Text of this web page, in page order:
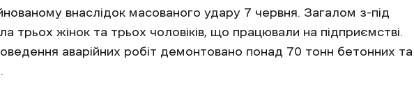
внаслідок масованого удару 7 червня. Загалом з-під
трьох жінок та трьох чоловіків, що працювали на підприємстві.
аварійних робіт демонтовано понад 70 тонн бетонних та